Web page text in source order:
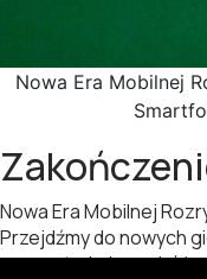
Nowa Era Mobilnej
Nowa Era Mobilnej
Przejdźmy do nowych
czas w trakcie